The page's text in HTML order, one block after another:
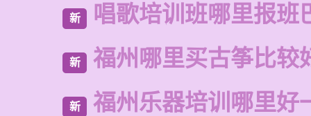
新 唱歌培训班哪里报班
新 福州哪里买古筝比较
新 福州乐器培训哪里好